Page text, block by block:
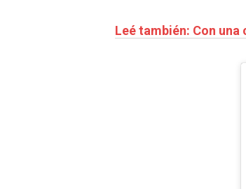
Leé también: Con